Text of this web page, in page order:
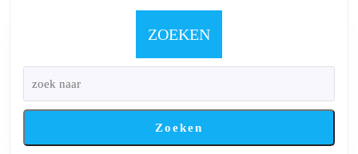
Gargle
Blasters
Devils
ZOEKEN
Zoeken